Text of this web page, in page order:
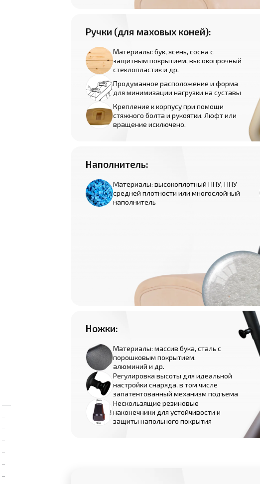
Ручки (для маховых коней):
Материалы: бук, ясень, сосна с
защитным покрытием, высокопрочный
стеклопластик и др.
Продуманное расположение и форма
для минимизации нагрузки на суставы
Крепление к корпусу при помощи
стяжного болта и рукоятки. Люфт или
вращение исключено.
Наполнитель:
Материалы: высокоплотный ППУ, ППУ
средней плотности или многослойный
наполнитель
Ножки:
Материалы: массив бука, сталь с
порошковым покрытием,
алюминий и др.
Регулировка высоты для идеальной
настройки снаряда, в том числе
запатентованный механизм подъема
Нескользящие резиновые
наконечники для устойчивости и
защиты напольного покрытия